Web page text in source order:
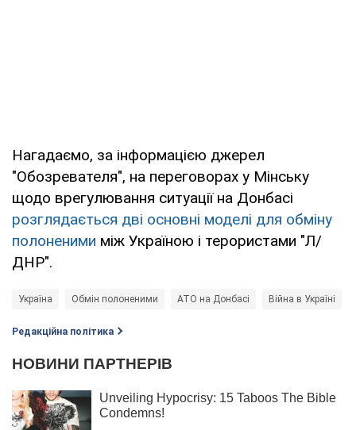
Нагадаємо, за інформацією джерел
"Обозревателя", на переговорах у Мінську
щодо врегулювання ситуації на Донбасі
розглядається дві основні моделі для обміну
полоненими між Україною і терористами "Л/
ДНР".
Україна Обмін полоненими АТО на Донбасі Війна в Україні
Редакційна політика